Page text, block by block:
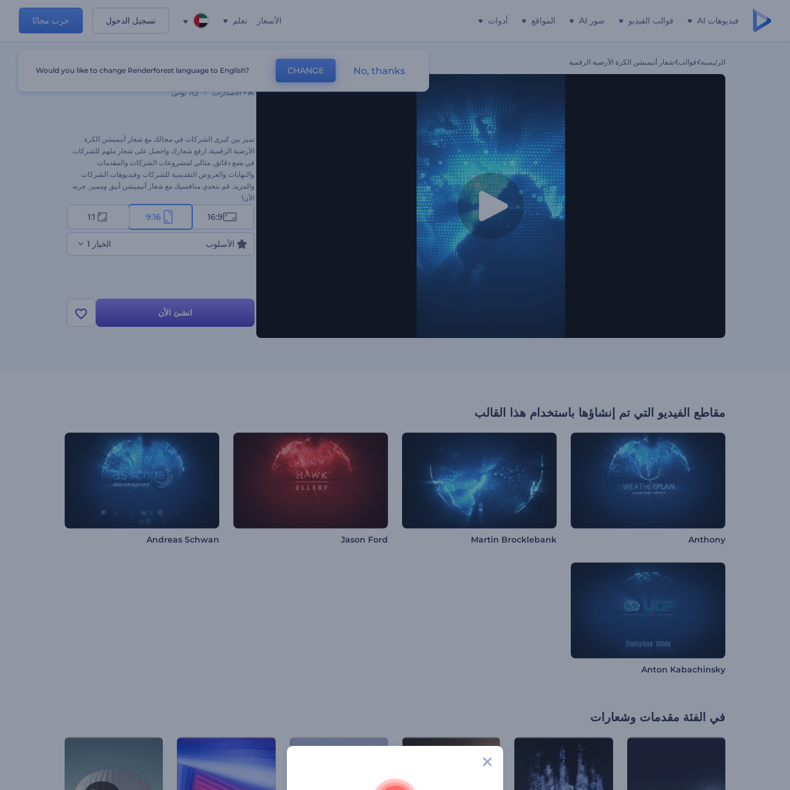
فيديوهات AI قوالب الفيديو صور AI المواقع أدوات الأسعار تعلم تسجيل الدخول جرب مجانًا
الرئيسية قوالب شعار أنيميشن الكرة الأرضية الرقمية
1K+ الاصدارات 7 ثواني
تميز بين كبرى الشركات في مجالك مع شعار أنيميشن الكرة
الأرضية الرقمية. ارفع شعارك واحصل على شعار ملهم للشركات
في بضع دقائق. مثالي لمشروعات الشركات والمقدمات
والنهايات والعروض التقديمية للشركات وفيديوهات الشركات
والمزيد. قم بتحدي منافسيك مع شعار أنيميشن أنيق ومميز. جربه
الآن!
16:9
9:16
1:1
الأسلوب الخيار 1
انشئ الأن
مقاطع الفيديو التي تم إنشاؤها باستخدام هذا القالب
Anthony
Martin Brocklebank
Jason Ford
Andreas Schwan
Anton Kabachinsky
في الفئة مقدمات وشعارات
Would you like to change Renderforest language to English? CHANGE No, thanks